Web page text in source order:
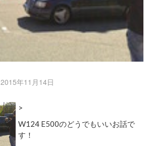
2015年11月14日
>
W124 E500のどうでもいいお話で
す！